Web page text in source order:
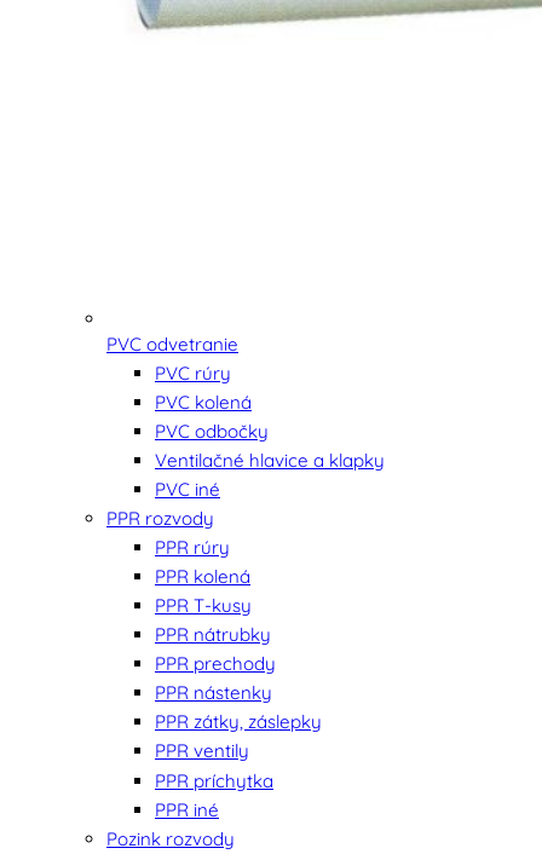
PVC odvetranie
PVC rúry
PVC kolená
PVC odbočky
Ventilačné hlavice a klapky
PVC iné
PPR rozvody
PPR rúry
PPR kolená
PPR T-kusy
PPR nátrubky
PPR prechody
PPR nástenky
PPR zátky, záslepky
PPR ventily
PPR príchytka
PPR iné
Pozink rozvody